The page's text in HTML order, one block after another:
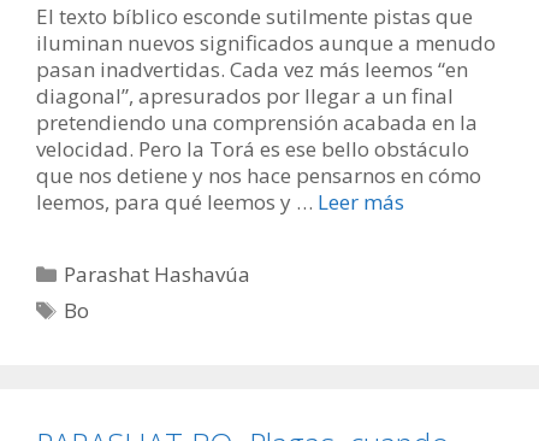
El texto bíblico esconde sutilmente pistas que
iluminan nuevos significados aunque a menudo
pasan inadvertidas. Cada vez más leemos “en
diagonal”, apresurados por llegar a un final
pretendiendo una comprensión acabada en la
velocidad. Pero la Torá es ese bello obstáculo
que nos detiene y nos hace pensarnos en cómo
leemos, para qué leemos y … Leer más
Categorías
Parashat Hashavúa
Etiquetas
Bo